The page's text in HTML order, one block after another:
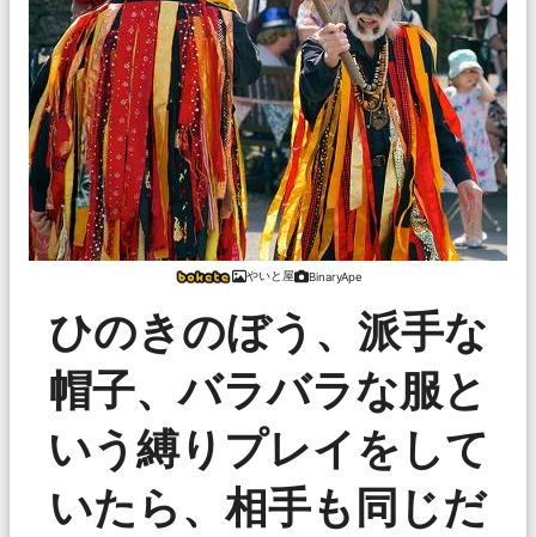
やいと屋 BinaryApe
ひのきのぼう、派手な
帽子、バラバラな服と
いう縛りプレイをして
いたら、相手も同じだ